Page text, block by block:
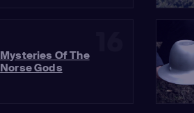
Mysteries Of The
Norse Gods